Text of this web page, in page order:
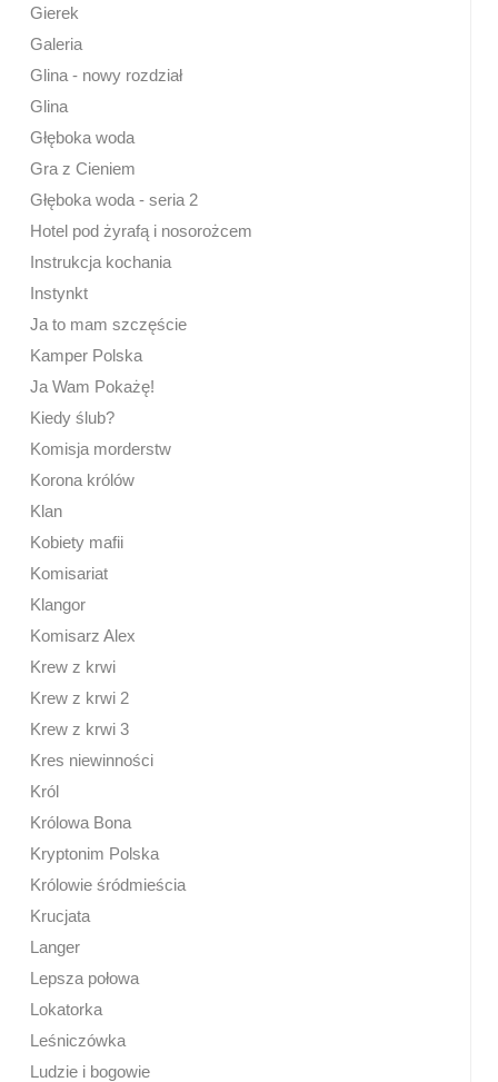
Gierek
Galeria
Glina - nowy rozdział
Glina
Głęboka woda
Gra z Cieniem
Głęboka woda - seria 2
Hotel pod żyrafą i nosorożcem
Instrukcja kochania
Instynkt
Ja to mam szczęście
Kamper Polska
Ja Wam Pokażę!
Kiedy ślub?
Komisja morderstw
Korona królów
Klan
Kobiety mafii
Komisariat
Klangor
Komisarz Alex
Krew z krwi
Krew z krwi 2
Krew z krwi 3
Kres niewinności
Król
Królowa Bona
Kryptonim Polska
Królowie śródmieścia
Krucjata
Langer
Lepsza połowa
Lokatorka
Leśniczówka
Ludzie i bogowie